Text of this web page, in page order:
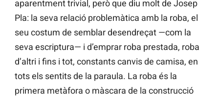
aparentment trivial, però que diu molt de Josep
Pla: la seva relació problemàtica amb la roba, el
seu costum de semblar desendreçat —com la
seva escriptura— i d’emprar roba prestada, roba
d’altri i fins i tot, constants canvis de camisa, en
tots els sentits de la paraula. La roba és la
primera metàfora o màscara de la construcció